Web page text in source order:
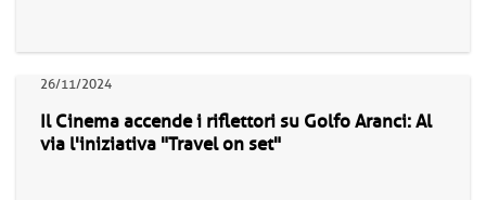
26/11/2024
Il Cinema accende i riflettori su Golfo Aranci: Al
via l'iniziativa "Travel on set"